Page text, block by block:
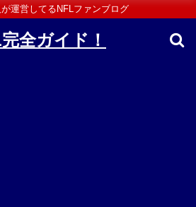
運営してるNFLファンブログ
全ガイド！